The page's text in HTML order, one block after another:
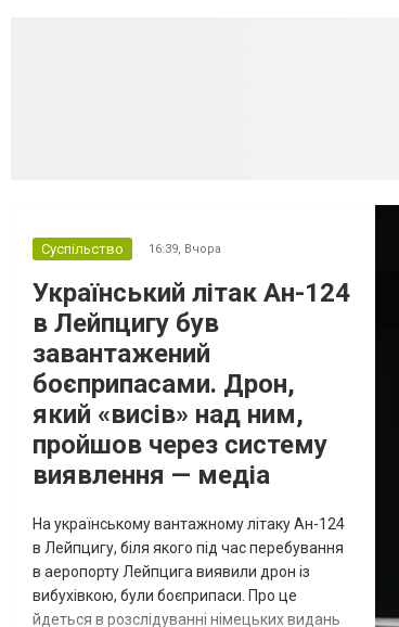
Суспільство 16:39, Вчора
Український літак Ан-124
в Лейпцигу був
завантажений
боєприпасами. Дрон,
який «висів» над ним,
пройшов через систему
виявлення — медіа
На українському вантажному літаку Ан-124
в Лейпцигу, біля якого під час перебування
в аеропорту Лейпцига виявили дрон із
вибухівкою, були боєприпаси. Про це
йдеться в розслідуванні німецьких видань